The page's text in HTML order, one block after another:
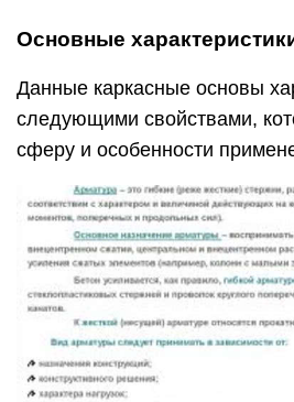
Основные
Данные каркасные основы
следующими свойствами,
сферу и особенности